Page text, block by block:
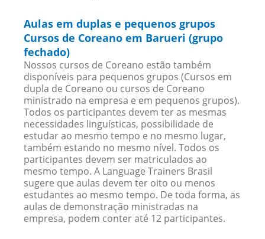
Aulas em duplas e pequenos grupos
Cursos de Coreano em Barueri (grupo
fechado)
Nossos cursos de Coreano estão também
disponíveis para pequenos grupos (Cursos em
dupla de Coreano ou cursos de Coreano
ministrado na empresa e em pequenos grupos).
Todos os participantes devem ter as mesmas
necessidades linguísticas, possibilidade de
estudar ao mesmo tempo e no mesmo lugar,
também estando no mesmo nível. Todos os
participantes devem ser matriculados ao
mesmo tempo. A Language Trainers Brasil
sugere que aulas devem ter oito ou menos
estudantes ao mesmo tempo. De toda forma, as
aulas de demonstração ministradas na
empresa, podem conter até 12 participantes.